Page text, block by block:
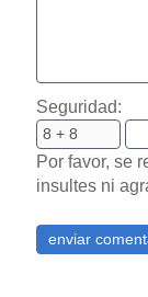
Seguridad:
Por favor, se
insultes ni